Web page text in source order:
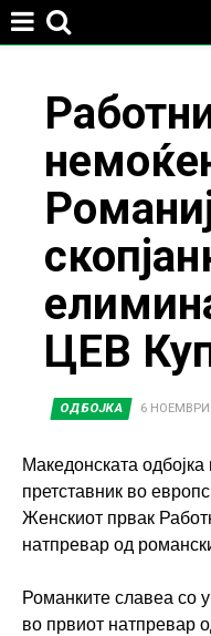
ЦЕВ
ОДБОЈКА 6 НОЕМВРИ
Македонската одбојка
претставник во
Женскиот првак
натпревар од
Романките славеа со
во првиот натпревар